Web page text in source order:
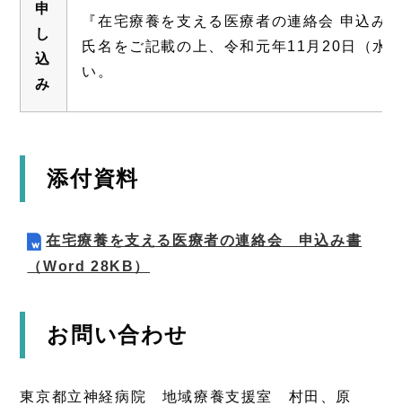
申
し
込
み
『在宅療養を支える医療者の連絡会 申込み
氏名をご記載の上、令和元年11月20日（水
い。
添付資料
在宅療養を支える医療者の連絡会 申込み書
（Word 28KB）
お問い合わせ
東京都立神経病院 地域療養支援室 村田、原